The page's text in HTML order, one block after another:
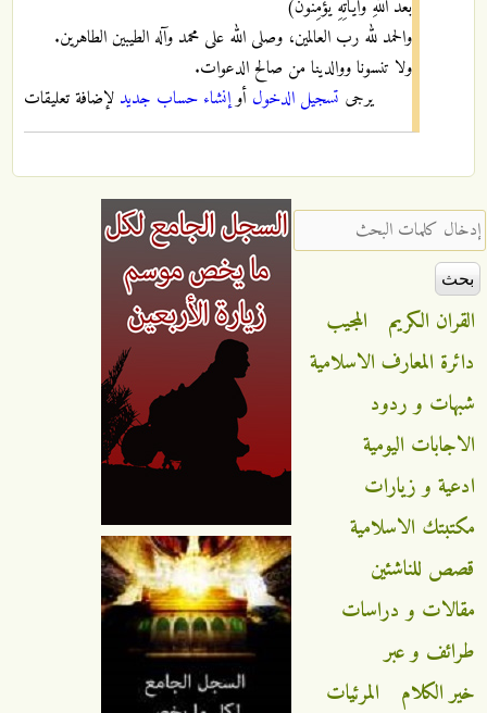
بَعْدَ اللَّهِ وَآيَاتِهِ يُؤْمِنُونَ)
والحمد لله رب العالمين، وصلى الله على محمد وآله الطيبين الطاهرين.
ولا تنسونا ووالدينا من صالح الدعوات.
يرجى تسجيل الدخول أوإنشاء حساب جديد لإضافة تعليقات
‏إدخال كلمات البحث ‏
القران الكريم
المجيب
دائرة المعارف الاسلامية
شبهات و ردود
الاجابات اليومية
ادعية و زيارات
مكتبتك الاسلامية
قصص للناشئين
مقالات و دراسات
طرائف و عبر
خير الكلام
المرئيات